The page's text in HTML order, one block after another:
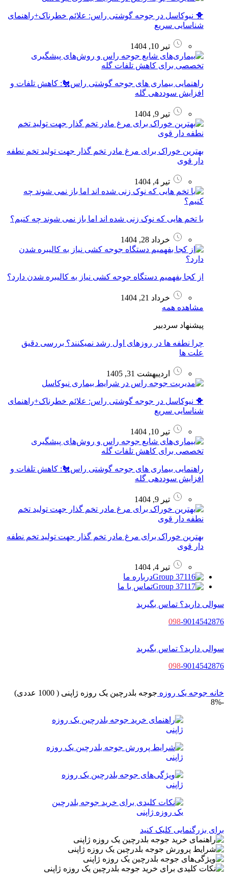
🐥 نیوکاسل در جوجه گوشتی راس: علائم خطرناک+راهنمای
شناسایی سریع
تیر 10, 1404
راهنمایی بیماری‌ های جوجه گوشتی راس🐔: کاهش تلفات و
افزایش سوددهی گله
تیر 9, 1404
بهترین خوراک برای مرغ مادر تخم گذار جهت تولید تخم نطفه
دار قوی
تیر 4, 1404
با تخم هایی که نوک زنی شده اند اما باز نمی شوند چه کنیم؟
خرداد 28, 1404
از کجا بفهمیم دستگاه جوجه کشی نیاز به کالیبره شدن دارد؟
خرداد 21, 1404
مشاهده همه
پیشنهاد سردبیر
چرا نطفه ها در روزهای اول رشد نمیکنند؟ بررسی دقیق
علت ها
اردیبهشت 31, 1405
🐥 نیوکاسل در جوجه گوشتی راس: علائم خطرناک+راهنمای
شناسایی سریع
تیر 10, 1404
راهنمایی بیماری‌ های جوجه گوشتی راس🐔: کاهش تلفات و
افزایش سوددهی گله
تیر 9, 1404
بهترین خوراک برای مرغ مادر تخم گذار جهت تولید تخم نطفه
دار قوی
تیر 4, 1404
درباره ما
تماس با ما
سوالی دارید؟ تماس بگیرید
098-9014542876
سوالی دارید؟ تماس بگیرید
098-9014542876
خانه جوجه یک روزه جوجه بلدرچین یک روزه ژاپنی ( 1000 عددی)
-8%
برای بزرگنمایی کلیک کنید